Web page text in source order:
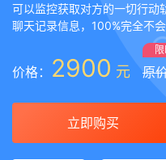
可以监控获取对方的一切行动
聊天记录信息，100%完全不
价格： 2900 元 原
立即购买